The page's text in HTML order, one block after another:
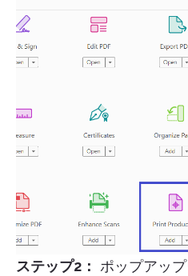
ステップ2：
ポップアッ